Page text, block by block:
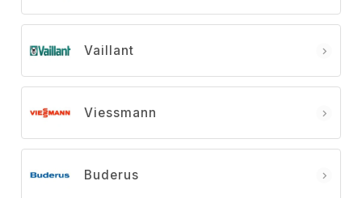
Vaillant
Viessmann
Buderus